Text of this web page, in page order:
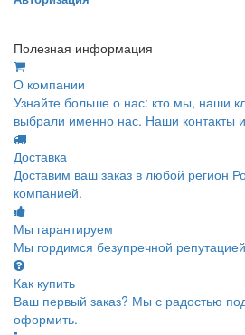
Полезная информация
О компании
Узнайте больше о нас: кто мы, наши
выбрали именно нас. Наши контакты
Доставка
Доставим ваш заказ в любой регион
компанией.
Мы гарантируем
Мы гордимся безупречной
Как купить
Ваш первый заказ? Мы с радостью
оформить.